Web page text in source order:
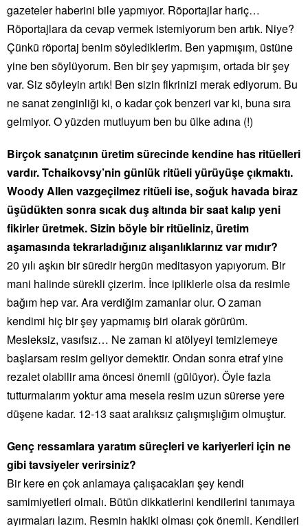
gazeteler haberini bile yapmıyor. Röportajlar hariç…
Röportajlara da cevap vermek istemiyorum ben artık. Niye?
Çünkü röportaj benim söylediklerim. Ben yapmışım, üstüne
yine ben söylüyorum. Ben bir şey yapmışım, ortada bir şey
var. Siz söyleyin artık! Ben sizin fikrinizi merak ediyorum. Bu
ne sanat zenginliği ki, o kadar çok benzeri var ki, buna sıra
gelmiyor. O yüzden mutluyum ben bu ülke adına (!)
Birçok sanatçının üretim sürecinde kendine has ritüelleri
vardır. Tchaikovsy’nin günlük ritüeli yürüyüşe çıkmaktı.
Woody Allen vazgeçilmez ritüeli ise, soğuk havada biraz
üşüdükten sonra sıcak duş altında bir saat kalıp yeni
fikirler üretmek. Sizin böyle bir ritüeliniz, üretim
aşamasında tekrarladığınız alışanlıklarınız var mıdır?
20 yılı aşkın bir süredir hergün meditasyon yapıyorum. Bir
mani halinde sürekli çizerim. İnce ipliklerle olsa da resimle
bağım hep var. Ara verdiğim zamanlar olur. O zaman
kendimi hiç bir şey yapmamış biri olarak görürüm.
Mesleksiz, vasıfsız… Ne zaman ki atölyeyi temizlemeye
başlarsam resim geliyor demektir. Ondan sonra etraf yine
rezalet olabilir ama öncesi önemli (gülüyor). Öyle fazla
tutturmalarım yoktur ama mesela resim uzun sürerse yere
düşene kadar. 12-13 saat aralıksız çalışmışlığım olmuştur.
Genç ressamlara yaratım süreçleri ve kariyerleri için ne
gibi tavsiyeler verirsiniz?
Bir kere en çok anlamaya çalışacakları şey kendi
samimiyetleri olmalı. Bütün dikkatlerini kendilerini tanımaya
ayırmaları lazım. Resmin hakiki olması çok önemli. Kendileri